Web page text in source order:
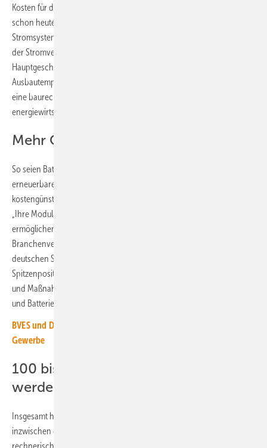
Kosten für den Ausbau der Stromnetze. „Batteriespeicher leisten
schon heute einen wichtigen Beitrag zur Stabilisierung des
Stromsystems und tragen erheblich zur Sicherheit und Verlässlichkeit
der Stromversorgung bei“, erklärt Carsten Körnig,
Hauptgeschäftsführer des BSW-Solar. „Jetzt heißt es, das
Ausbautempo bei Speichern weiter zu erhöhen, unter anderem durch
eine baurechtliche Privilegierung für Batteriespeicher und klare
energiewirtschaftliche Anreize“, sagt er.
Mehr Ökostrom ins Netz integrieren
So seien Batteriespeicher die beste Technologie, um Strom aus
erneuerbaren Energien effizient zu nutzen sowie sicher und
kostengünstig ins Stromnetz und das Energiesystem zu integrieren.
„Ihre Modularität, schnelle Realisierung und sinkende Kosten
ermöglichen einen rasanten Hochlauf des Zubaus“, betonen die
Branchenvertreter. Sie verweisen darauf, dass die Zuverlässigkeit der
deutschen Stromversorgung international regelmäßig
Spitzenpositionen einnimmt. Dies liege auch an effektiven Vorgaben
und Maßnahmen zur Netzstabilität, an denen Photovoltaikanlagen
und Batteriespeicher aktiv mitwirken.
BVES und DIHK veröffentlichen Leitfaden für Speicherbetrieb im
Gewerbe
100 bis 150 Gigawattstunden
werden gebraucht
Insgesamt hat die Speicherkapazität der stationären Batterien
inzwischen die Marke von 20 Gigawattstunden erreicht. Dies reiche
rechnerisch aus, um den durchschnittlichen privaten